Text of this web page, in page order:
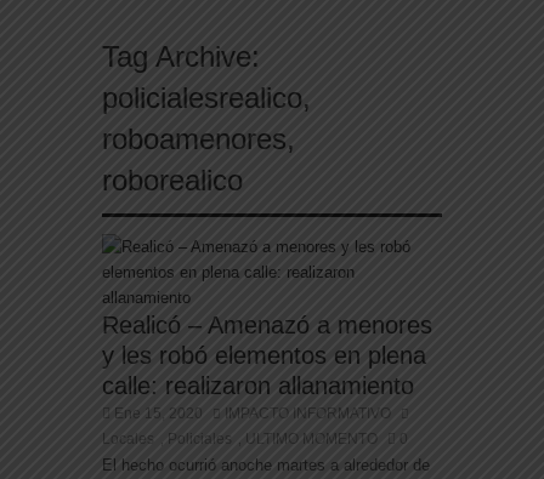
escondernos»
Tag Archive:
policialesrealico,
roboamenores,
roborealico
Realicó – Amenazó a menores
y les robó elementos en plena
calle: realizaron allanamiento
Ene 15, 2020
IMPACTO INFORMATIVO
Locales
Policiales ULTIMO MOMENTO 0
El hecho ocurrió anoche martes a alrededor de